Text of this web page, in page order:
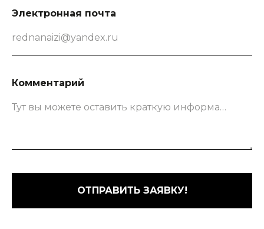
Электронная почта
rednanaizi@yandex.ru
Комментарий
Тут вы можете оставить краткую информацию о вашем запросе...
ОТПРАВИТЬ ЗАЯВКУ!